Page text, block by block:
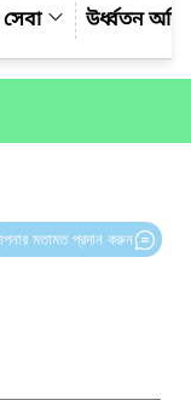
উর্ধ্বতন
মতামত প্রদান করুন